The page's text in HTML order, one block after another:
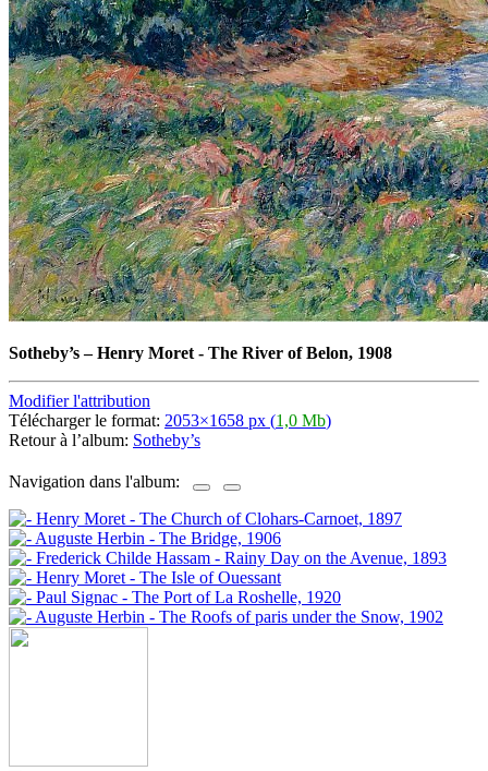
Sotheby’s–Henry Moret - The River of Belon, 1908
Modifier l'attribution
Télécharger le format: 2053×1658 px (1,0 Mb)
Retour à l’album: Sotheby’s
Navigation dans l'album: